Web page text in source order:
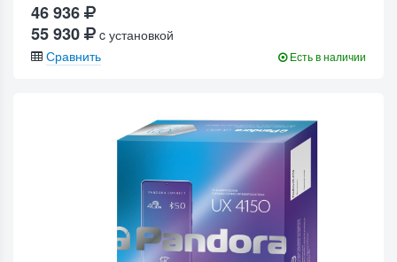
46 936
55 930
c установкой
Сравнить
Есть в наличии